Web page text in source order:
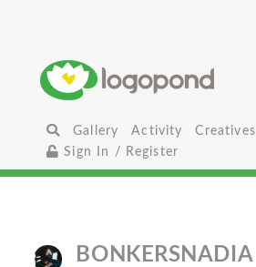
Gallery Activity
Creatives
Sign In / Register
BONKERSNADIA